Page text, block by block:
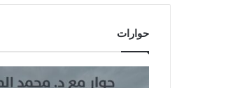
حوارات